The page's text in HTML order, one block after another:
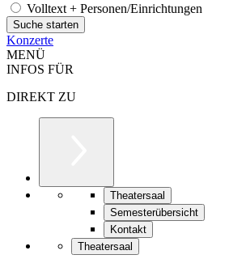
Volltext + Personen/Einrichtungen
Konzerte
MENÜ
INFOS FÜR
DIREKT ZU
Theatersaal
Semesterübersicht
Kontakt
Theatersaal